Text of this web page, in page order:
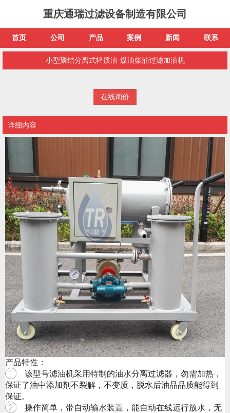
重庆通瑞过滤设备制造有限公司
首页 公司 产品 案例 新闻 联系
小型聚结分离式轻质油-煤油柴油过滤加油机
在线询价
详细内容
产品特性：
① 该型号滤油机采用特制的油水分离过滤器，勿需加热，
保证了油中添加剂不裂解，不变质，脱水后油品品质能得到
保证。
② 操作简单，带自动输水装置，能自动在线运行放水，无